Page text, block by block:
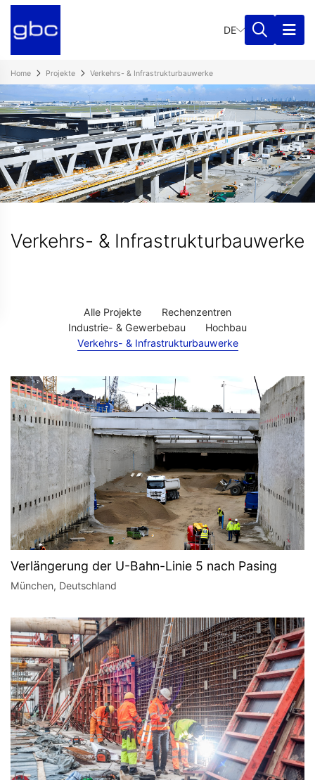
DE
Home Projekte Verkehrs- & Infrastrukturbauwerke
Verkehrs- & Infrastrukturbauwerke
Alle Projekte
Rechenzentren
Industrie- & Gewerbebau
Hochbau
Verkehrs- & Infrastrukturbauwerke
Verlängerung der U-Bahn-Linie 5 nach Pasing
München, Deutschland